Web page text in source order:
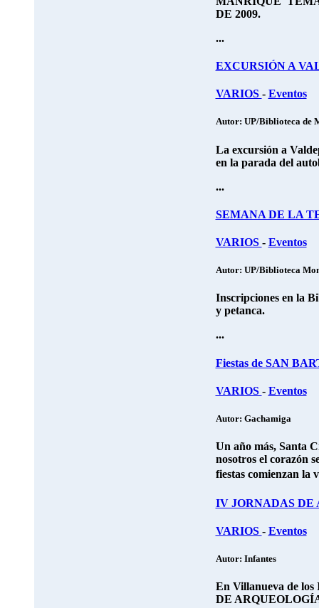
DE 2009.
...
EXCURSIÓN A
VARIOS - Eventos
Autor: UP/Biblioteca de
La excursión a
en la parada del
...
SEMANA DE LA
VARIOS - Eventos
Autor: UP/Biblioteca
Inscripciones en la
y petanca.
...
Fiestas de SAN
VARIOS - Eventos
Autor: Gachamiga
Un año más, Santa
nosotros el corazón
fiestas comienzan
IV JORNADAS
VARIOS - Eventos
Autor: Infantes
En Villanueva de los
DE